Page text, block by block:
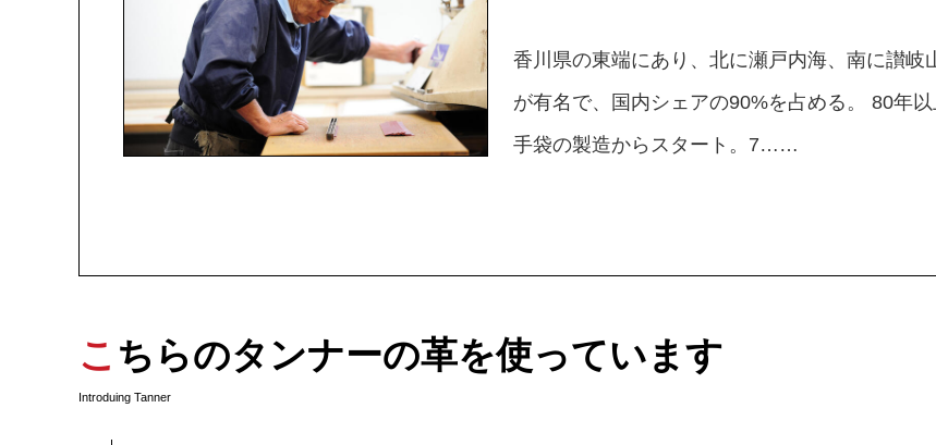
香川県の東端にあり、北に瀬戸内海、南に讃
が有名で、国内シェアの90%を占める。 80年
手袋の製造からスタート。7……
こちらのタンナーの革を使っています
Introduing Tanner